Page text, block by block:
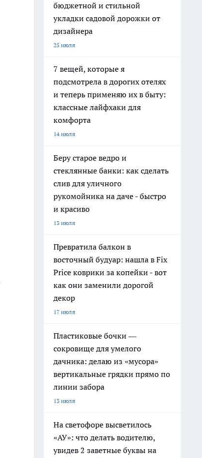
бюджетной и стильной
укладки садовой дорожки от
дизайнера
25 июля
7 вещей, которые я
подсмотрела в дорогих отелях
и теперь применяю их в быту:
классные лайфхаки для
комфорта
14 июля
Беру старое ведро и
стеклянные банки: как сделать
слив для уличного
рукомойника на даче - быстро
и красиво
13 июля
Превратила балкон в
восточный будуар: нашла в Fix
Price коврики за копейки - вот
как они заменили дорогой
декор
17 июля
Пластиковые бочки —
сокровище для умелого
дачника: делаю из «мусора»
вертикальные грядки прямо по
линии забора
13 июля
На светофоре высветилось
«АУ»: что делать водителю,
увидев 2 заветные буквы на